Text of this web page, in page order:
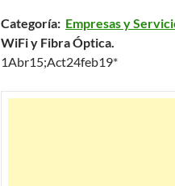
Categoría: Empresas y
WiFi y Fibra Óptica.
1Abr15;Act24feb19*